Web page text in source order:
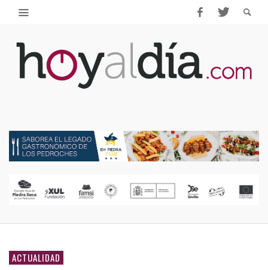
ACTUALIDAD